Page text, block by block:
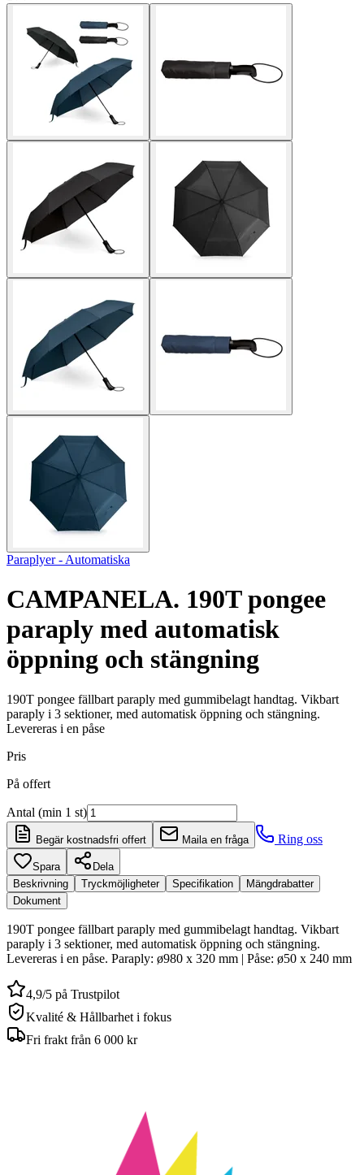
Paraplyer - Automatiska
CAMPANELA. 190T pongee
paraply med automatisk
öppning och stängning
190T pongee fällbart paraply med gummibelagt handtag. Vikbart
paraply i 3 sektioner, med automatisk öppning och stängning.
Levereras i en påse
Pris
På offert
Antal (min 1 st)
Begär kostnadsfri offert Maila en fråga Ring oss
Spara
Dela
Beskrivning
Tryckmöjligheter Specifikation
Mängdrabatter
Dokument
190T pongee fällbart paraply med gummibelagt handtag. Vikbart
paraply i 3 sektioner, med automatisk öppning och stängning.
Levereras i en påse. Paraply: ø980 x 320 mm | Påse: ø50 x 240 mm
4,9/5 på Trustpilot
Kvalité & Hållbarhet i fokus
Fri frakt från 6 000 kr